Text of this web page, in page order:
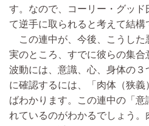
す。なので、コーリー・グッ
て逆手に取られると考えて結構
この連中が、今後、こうした
実のところ、すでに彼らの集合
波動には、意識、心、身体の
に確認するには、「肉体（狭
ばわかります。この連中の「意
れているのがわかるでしょう